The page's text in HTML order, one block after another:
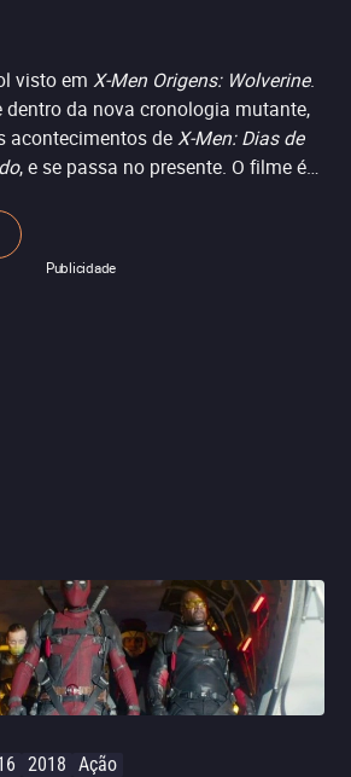
visto em X-Men Origens: Wolverine.
dentro da nova cronologia mutante,
acontecimentos deX-Men: Dias de
, e se passa no presente. O filme é
HQs, principalmente no
de Joe Kelly e Ed McGuinness.
que junta humor, violência e
Publicidade
2018 Ação